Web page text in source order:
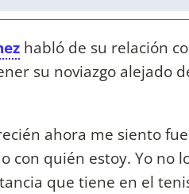
habló de su relación
su noviazgo alejado
ahora me siento
quién estoy. Yo no
que tiene en el